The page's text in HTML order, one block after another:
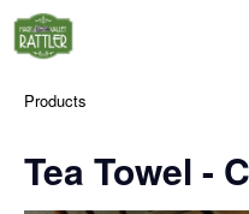
Products
Tea Towel -